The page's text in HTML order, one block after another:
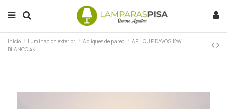
Inicio Iluminación exterior Apliques de pared
APLIQUE DAVOS 12W
BLANCO 4K